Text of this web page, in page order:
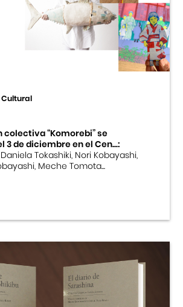
Cultural
colectiva “Komorebi” se
3 de diciembre en el Cen...:
Tokashiki, Nori Kobayashi,
Meche Tomota...